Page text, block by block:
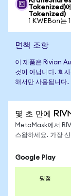
Tokenized)
Tokenized)
1 KWEBon는
면책 조항
이 제품은 Rivian
것이 아닙니다. 회
해서만 사용됩니다.
몇 초 만에
MetaMask에서
스왑하세요. 가장
Google Play
평점